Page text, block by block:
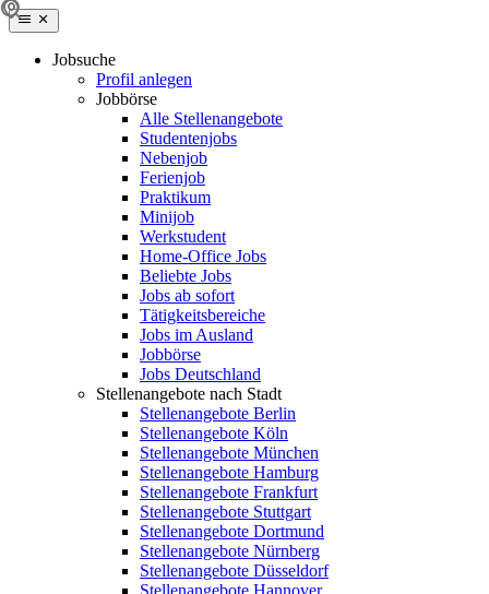
Jobsuche
Profil anlegen
Jobbörse
Alle Stellenangebote
Studentenjobs
Nebenjob
Ferienjob
Praktikum
Minijob
Werkstudent
Home-Office Jobs
Beliebte Jobs
Jobs ab sofort
Tätigkeitsbereiche
Jobs im Ausland
Jobbörse
Jobs Deutschland
Stellenangebote nach Stadt
Stellenangebote Berlin
Stellenangebote Köln
Stellenangebote München
Stellenangebote Hamburg
Stellenangebote Frankfurt
Stellenangebote Stuttgart
Stellenangebote Dortmund
Stellenangebote Nürnberg
Stellenangebote Düsseldorf
Stellenangebote Hannover